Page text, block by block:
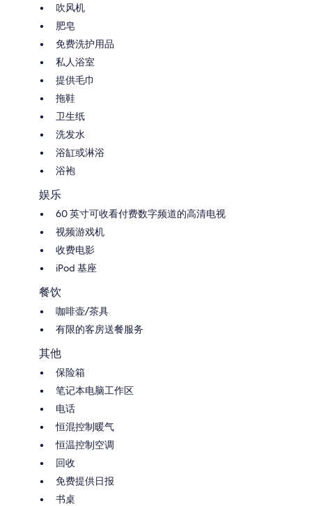
吹风机
肥皂
免费洗护用品
私人浴室
提供毛巾
拖鞋
卫生纸
洗发水
浴缸或淋浴
浴袍
娱乐
60 英寸可收看付费数字频道的高清电视
视频游戏机
收费电影
iPod 基座
餐饮
咖啡壶/茶具
有限的客房送餐服务
其他
保险箱
笔记本电脑工作区
电话
恒混控制暖气
恒温控制空调
回收
免费提供日报
书桌